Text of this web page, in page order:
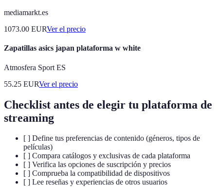
mediamarkt.es
1073.00 EURVer el precio
Zapatillas asics japan plataforma w white
Atmosfera Sport ES
55.25 EURVer el precio
Checklist antes de elegir tu plataforma de
streaming
[ ] Define tus preferencias de contenido (géneros, tipos de
películas)
[ ] Compara catálogos y exclusivas de cada plataforma
[ ] Verifica las opciones de suscripción y precios
[ ] Comprueba la compatibilidad de dispositivos
[ ] Lee reseñas y experiencias de otros usuarios